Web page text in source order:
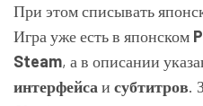
При этом списывать
Игра уже есть в японском
Steam, а в описании
интерфейса и субтитров.